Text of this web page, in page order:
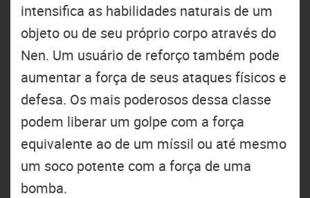
intensifica as habilidades naturais de um
objeto ou de seu próprio corpo através do
Nen. Um usuário de reforço também pode
aumentar a força de seus ataques físicos e
defesa. Os mais poderosos dessa classe
podem liberar um golpe com a força
equivalente ao de um míssil ou até mesmo
um soco potente com a força de uma
bomba.